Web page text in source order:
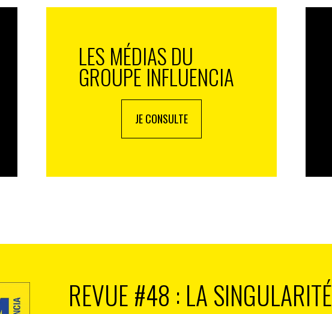
LES MÉDIAS DU
GROUPE INFLUENCIA
JE CONSULTE
REVUE #48 : LA SINGULARITÉ